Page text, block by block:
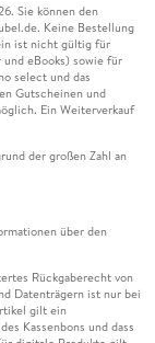
Sie können den
Keine Bestellung
ist nicht gültig für
eBooks) sowie für
select und das
Gutscheinen und
Ein Weiterverkauf
der großen Zahl an
über den
Rückgaberecht von
Datenträgern ist nur bei
gilt ein
Kassenbons und dass